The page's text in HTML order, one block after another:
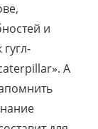
и
А